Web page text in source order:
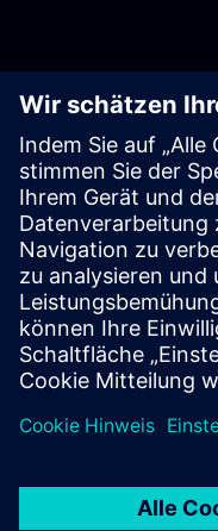
Kontaktieren Sie uns
Lernen und Training
Kostenlose